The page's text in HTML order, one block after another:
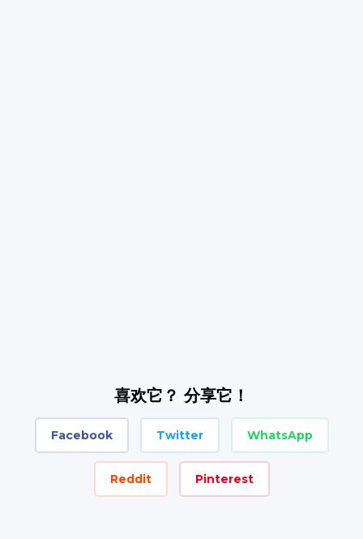
喜欢它？ 分享它！
Facebook Twitter WhatsApp
Reddit Pinterest